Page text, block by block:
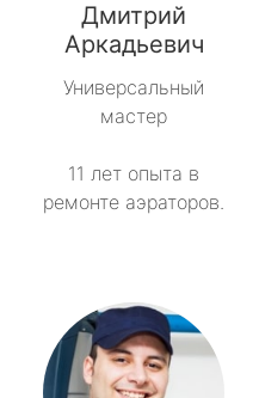
Дмитрий
Аркадьевич
Универсальный
мастер
11 лет опыта в
ремонте аэраторов.